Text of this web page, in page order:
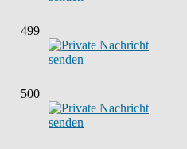
499
500